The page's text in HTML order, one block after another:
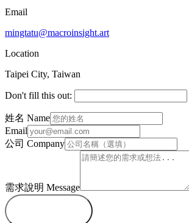
Email
mingtatu@macroinsight.art
Location
Taipei City, Taiwan
Don't fill this out:
姓名 Name
Email
公司 Company
需求說明 Message